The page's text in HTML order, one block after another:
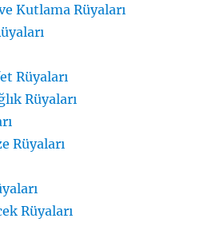
Kutlama Rüyaları
Rüyaları
Rüyaları
Rüyaları
Rüyaları